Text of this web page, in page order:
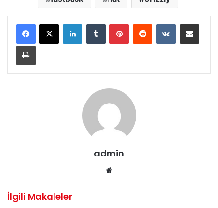
LinkedInTumblr PinterestReddit VKontakteE-Posta ile paylaş
Yazdır
admin
İlgili Makaleler